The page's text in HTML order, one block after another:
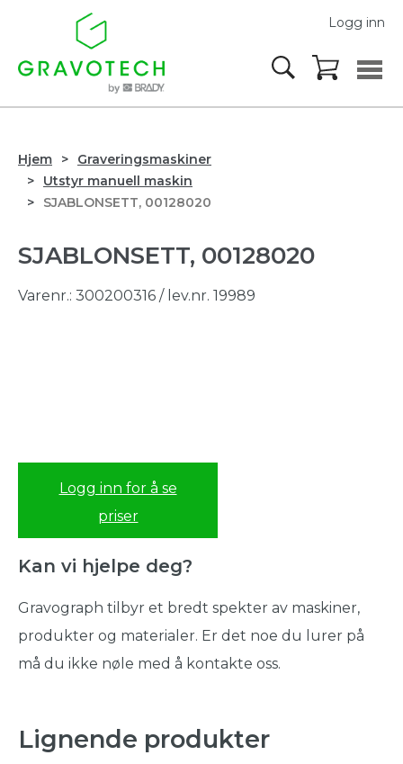
Logg inn
Hjem
Graveringsmaskiner
Utstyr manuell maskin
SJABLONSETT, 00128020
SJABLONSETT, 00128020
Varenr.: 300200316 / lev.nr. 19989
Logg inn for å se
priser
Kan vi hjelpe deg?
Gravograph tilbyr et bredt spekter av maskiner,
produkter og materialer. Er det noe du lurer på
må du ikke nøle med å kontakte oss.
Lignende produkter